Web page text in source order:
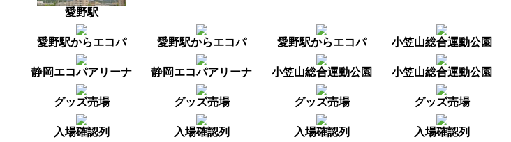
愛野駅
愛野駅からエコパ 愛野駅からエコパ 愛野駅からエコパ 小笠山総合運動公園
静岡エコパアリーナ 静岡エコパアリーナ 小笠山総合運動公園 小笠山総合運動公園
グッズ売場 グッズ売場 グッズ売場 グッズ売場
入場確認列 入場確認列 入場確認列 入場確認列